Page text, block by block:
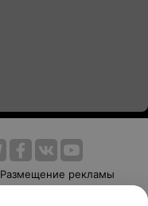
Размещение рекламы